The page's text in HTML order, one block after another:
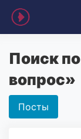
Поиск
вопрос»
Посты